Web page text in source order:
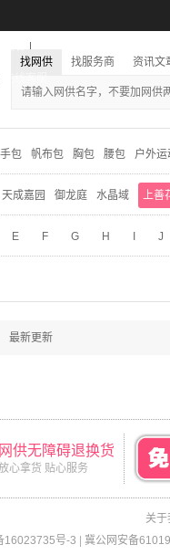
找网供 找服务商 资讯文
手包 帆布包 胸包 腰包 户外运
天成嘉园 御龙庭 水晶域 上善
E F G H J
最新更新
网供无障碍退换货
心拿货 贴心服务
关于
16023735号-3
冀公网安备